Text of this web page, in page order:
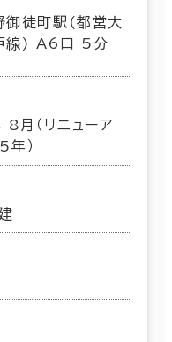
御徒町駅(都営大
線) A6口 5分
月（リニューア
年）